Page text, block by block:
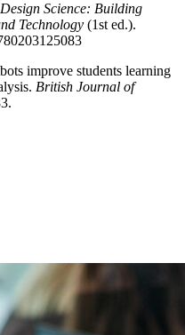
Science: Building
Technology (1st ed.).
improve students learning
British Journal of